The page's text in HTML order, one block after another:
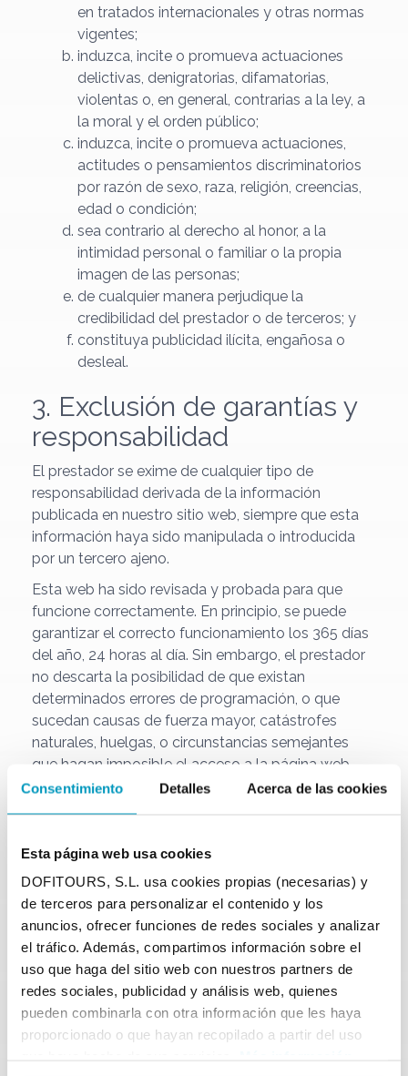
Consentimiento Detalles Acerca de las cookies
Esta página web usa cookies
DOFITOURS, S.L. usa cookies propias (necesarias) y
de terceros para personalizar el contenido y los
anuncios, ofrecer funciones de redes sociales y analizar
el tráfico. Además, compartimos información sobre el
uso que haga del sitio web con nuestros partners de
redes sociales, publicidad y análisis web, quienes
pueden combinarla con otra información que les haya
proporcionado o que hayan recopilado a partir del uso
en tratados internacionales y otras normas
vigentes;
induzca, incite o promueva actuaciones
delictivas, denigratorias, difamatorias,
violentas o, en general, contrarias a la ley, a
la moral y el orden público;
induzca, incite o promueva actuaciones,
actitudes o pensamientos discriminatorios
por razón de sexo, raza, religión, creencias,
edad o condición;
sea contrario al derecho al honor, a la
intimidad personal o familiar o la propia
imagen de las personas;
de cualquier manera perjudique la
credibilidad del prestador o de terceros; y
constituya publicidad ilícita, engañosa o
desleal.
3. Exclusión de garantías y
responsabilidad
El prestador se exime de cualquier tipo de
responsabilidad derivada de la información
publicada en nuestro sitio web, siempre que esta
información haya sido manipulada o introducida
por un tercero ajeno.
Esta web ha sido revisada y probada para que
funcione correctamente. En principio, se puede
garantizar el correcto funcionamiento los 365 días
del año, 24 horas al día. Sin embargo, el prestador
no descarta la posibilidad de que existan
determinados errores de programación, o que
sucedan causas de fuerza mayor, catástrofes
naturales, huelgas, o circunstancias semejantes
que hagan imposible el acceso a la página web.
DOFITOURS, S.L.
no otorga ninguna garantía ni se
hace responsable, en ningún caso, de los daños y
a colación de la falta de disponibilidad,
mantenimiento y efectivo funcionamiento de la
web o de sus servicios y contenidos; de la
existencia de virus, programas maliciosos o lesivos
en los contenidos; del uso ilícito, negligente,
fraudulento o contrario a este Aviso legal y
condiciones de uso; o de la falta de licitud, calidad,
fiabilidad, utilidad y disponibilidad de los servicios
prestados por terceros y puestos a disposición de